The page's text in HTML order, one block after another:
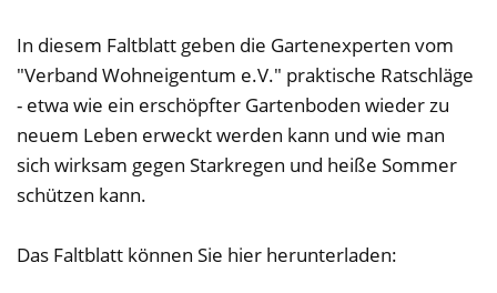
In diesem Faltblatt geben die Gartenexperten vom
"Verband Wohneigentum e.V." praktische Ratschläge
- etwa wie ein erschöpfter Gartenboden wieder zu
neuem Leben erweckt werden kann und wie man
sich wirksam gegen Starkregen und heiße Sommer
schützen kann.
Das Faltblatt können Sie hier herunterladen: